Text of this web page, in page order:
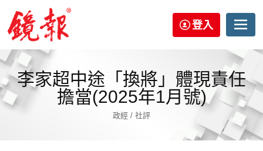
登入
李家超中途「換將」體現責任
擔當(2025年1月號)
政經 / 社評